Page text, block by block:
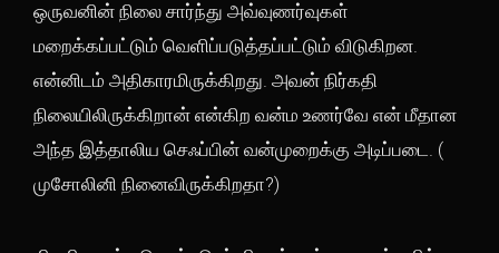
ஒருவனின் நிலை சார்ந்து அவ்வுணர்வுகள்
மறைக்கப்பட்டும் வெளிப்படுத்தப்பட்டும் விடுகிறன.
என்னிடம் அதிகாரமிருக்கிறது. அவன் நிர்கதி
நிலையிலிருக்கிறான் என்கிற வன்ம உணர்வே என் மீதான
அந்த இத்தாலிய செஃப்பின் வன்முறைக்கு அடிப்படை. (
முசோலினி நினைவிருக்கிறதா?)